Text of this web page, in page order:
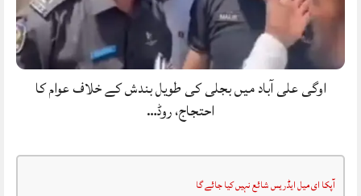
اوگی علی آباد میں بجلی کی طویل بندش کے خلاف عوام کا
احتجاج، روڈ…
آپکا ای میل ایڈریس شائع نہیں کیا جائے گا